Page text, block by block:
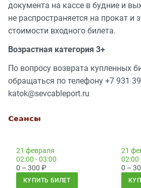
документа на кассе в будние и
не распространяется на прокат и
стоимости входного билета.
Возрастная категория 3+
По вопросу возврата купленных
обращаться по телефону +7 931
katok@sevcableport.ru
Сеансы
21 февраля
02:00 - 03:00
0 – 300 ₽
КУПИТЬ БИЛЕТ
21
02:00
0 –